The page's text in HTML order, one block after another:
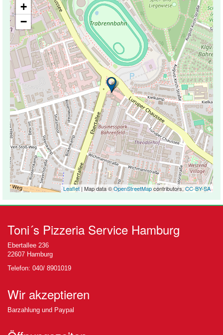
+
−
Leaflet | Map data ©OpenStreetMapcontributors, CC-BY-SA
Toni´s Pizzeria Service Hamburg
Ebertallee 236
22607 Hamburg
Telefon: 040/ 8901019
Wir akzeptieren
Barzahlung und Paypal